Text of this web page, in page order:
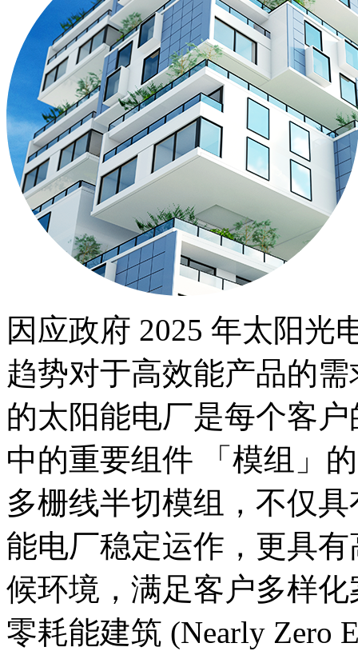
因应政府 2025 年太阳光
趋势对于高效能产品的
的太阳能电厂是每个客
中的重要组件 「模组」
多栅线半切模组，不仅
能电厂稳定运作，更具
候环境，满足客户多样
零耗能建筑 (Nearly Zero